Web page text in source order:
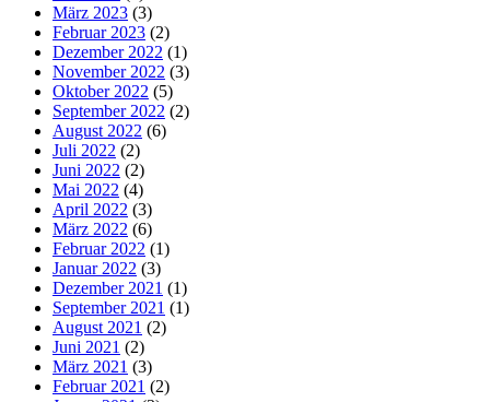
März 2023 (3)
Februar 2023 (2)
Dezember 2022 (1)
November 2022 (3)
Oktober 2022 (5)
September 2022 (2)
August 2022 (6)
Juli 2022 (2)
Juni 2022 (2)
Mai 2022 (4)
April 2022 (3)
März 2022 (6)
Februar 2022 (1)
Januar 2022 (3)
Dezember 2021 (1)
September 2021 (1)
August 2021 (2)
Juni 2021 (2)
März 2021 (3)
Februar 2021 (2)